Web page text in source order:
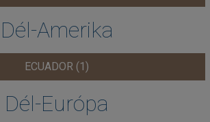
Dél-Amerika
ECUADOR (1)
Dél-Európa